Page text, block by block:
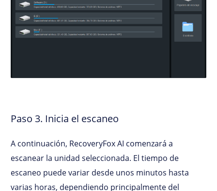
Paso 3. Inicia el escaneo
A continuación, RecoveryFox AI comenzará a
escanear la unidad seleccionada. El tiempo de
escaneo puede variar desde unos minutos hasta
varias horas, dependiendo principalmente del